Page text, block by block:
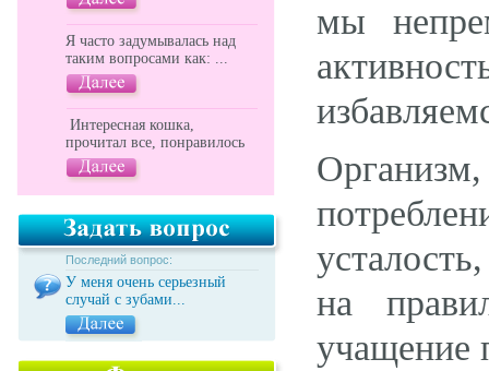
Я часто задумывалась над
таким вопросами как: ...
Интересная кошка,
прочитал все, понравилось
Последний вопрос:
У меня очень серьезный
случай с зубами...
мы
на
учащение